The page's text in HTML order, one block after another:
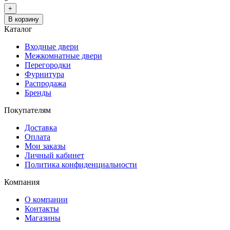
+
В корзину
Каталог
Входные двери
Межкомнатные двери
Перегородки
Фурнитура
Распродажа
Бренды
Покупателям
Доставка
Оплата
Мои заказы
Личный кабинет
Политика конфиденциальности
Компания
О компании
Контакты
Магазины